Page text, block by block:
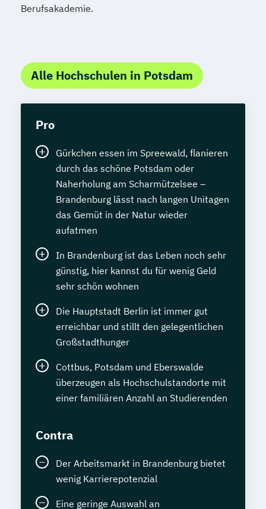
Berufsakademie.
Alle Hochschulen in Potsdam
Pro
Gürkchen essen im Spreewald, flanieren
durch das schöne Potsdam oder
Naherholung am Scharmützelsee –
Brandenburg lässt nach langen Unitagen
das Gemüt in der Natur wieder
aufatmen
In Brandenburg ist das Leben noch sehr
günstig, hier kannst du für wenig Geld
sehr schön wohnen
Die Hauptstadt Berlin ist immer gut
erreichbar und stillt den gelegentlichen
Großstadthunger
Cottbus, Potsdam und Eberswalde
überzeugen als Hochschulstandorte mit
einer familiären Anzahl an Studierenden
Contra
Der Arbeitsmarkt in Brandenburg bietet
wenig Karrierepotenzial
Eine geringe Auswahl an